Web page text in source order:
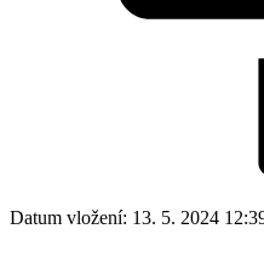
Datum vložení: 13. 5. 2024